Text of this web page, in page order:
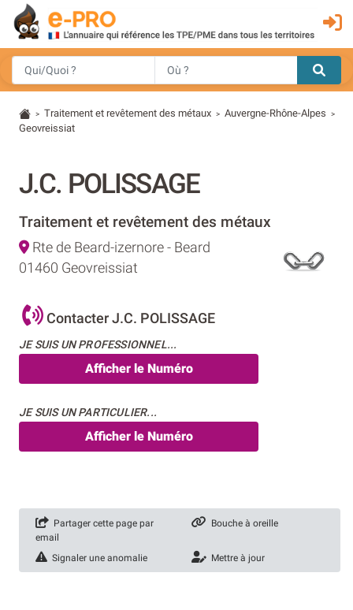
> Traitement et revêtement des métaux > Auvergne-Rhône-Alpes >
Geovreissiat
J.C. POLISSAGE
Traitement et revêtement des métaux
Rte de Beard-izernore - Beard
01460 Geovreissiat
Contacter J.C. POLISSAGE
JE SUIS UN PROFESSIONNEL...
Afficher le Numéro
JE SUIS UN PARTICULIER...
Afficher le Numéro
Partager cette page par
email
Bouche à oreille
Signaler une anomalie Mettre à jour